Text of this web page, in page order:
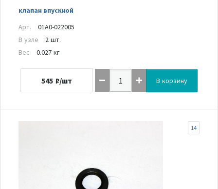
клапан впускной
Арт.
01A0-022005
В узле
2 шт.
Вес
0.027 кг
545 ₽/шт В корзину
14